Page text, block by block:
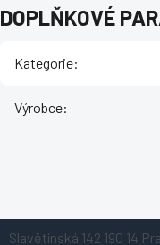
DOPLŇKOVÉ
Kategorie:
Výrobce:
Slavětínská 142 190 14